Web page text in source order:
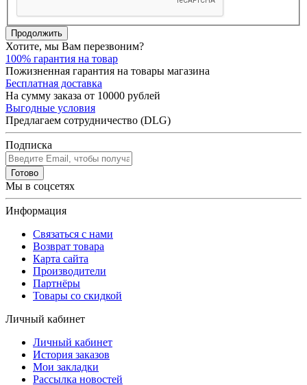
Продолжить
Хотите, мы Вам перезвоним?
100% гарантия на товар
Пожизненная гарантия на товары магазина
Бесплатная доставка
На сумму заказа от 10000 рублей
Выгодные условия
Предлагаем сотрудничество (DLG)
Подписка
Готово
Мы в соцсетях
Информация
Связаться с нами
Возврат товара
Карта сайта
Производители
Партнёры
Товары со скидкой
Личный кабинет
Личный кабинет
История заказов
Мои закладки
Рассылка новостей